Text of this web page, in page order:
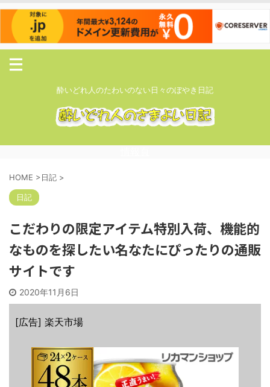
酔いどれ人のたわいのない日々のぼやき日記
HOME >日記 >
日記
こだわりの限定アイテム特別入荷、機能的
なものを探したい名なたにぴったりの通販
サイトです
2020年11月6日
[広告] 楽天市場